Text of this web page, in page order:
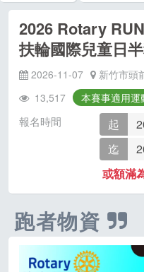
2026 Rotary
扶輪國際兒童日
2026-11-07
新竹市頭
13,517
本賽事適用
報名時間 起
迄
或額滿
跑者物資